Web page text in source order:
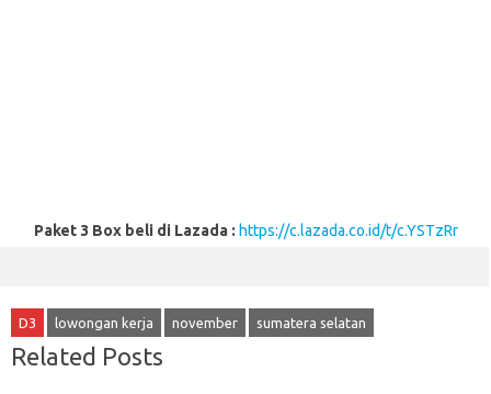
Paket 3 Box beli di Lazada : https://c.lazada.co.id/t/c.YSTzRr
D3 lowongan kerja november sumatera selatan
Related Posts